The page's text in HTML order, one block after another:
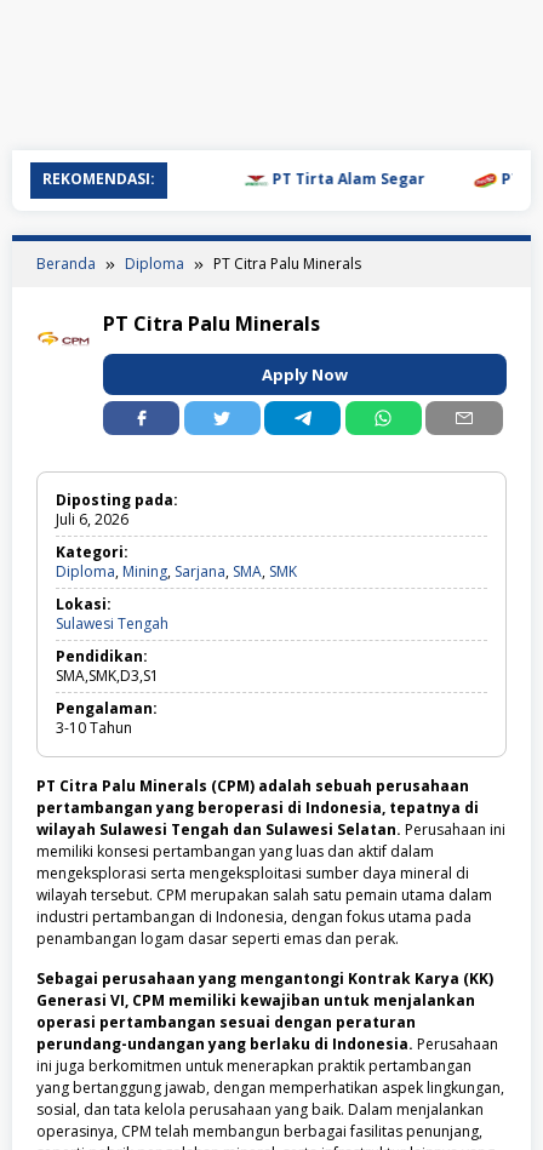
REKOMENDASI: PT Tirta Alam Segar PT
Beranda Diploma PT Citra Palu Minerals
PT Citra Palu Minerals
Apply Now
Diposting pada:
Juli 6, 2026
Kategori:
Diploma, Mining, Sarjana, SMA, SMKDiploma,
Mining,
SMK
Lokasi:
Sulawesi Tengah
Tengah
Pendidikan:
SMA,SMK,D3,S1
Pengalaman:
3-10Tahun
PT Citra Palu Minerals (CPM) adalah sebuah perusahaan
pertambangan yang beroperasi di Indonesia, tepatnya di
wilayah Sulawesi Tengah dan Sulawesi Selatan. Perusahaan ini
memiliki konsesi pertambangan yang luas dan aktif dalam
mengeksplorasi serta mengeksploitasi sumber daya mineral di
wilayah tersebut. CPM merupakan salah satu pemain utama dalam
industri pertambangan di Indonesia, dengan fokus utama pada
penambangan logam dasar seperti emas dan perak.
Sebagai perusahaan yang mengantongi Kontrak Karya (KK)
Generasi VI, CPM memiliki kewajiban untuk menjalankan
operasi pertambangan sesuai dengan peraturan
perundang-undangan yang berlaku di Indonesia. Perusahaan
ini juga berkomitmen untuk menerapkan praktik pertambangan
yang bertanggung jawab, dengan memperhatikan aspek lingkungan,
sosial, dan tata kelola perusahaan yang baik. Dalam menjalankan
operasinya, CPM telah membangun berbagai fasilitas penunjang,